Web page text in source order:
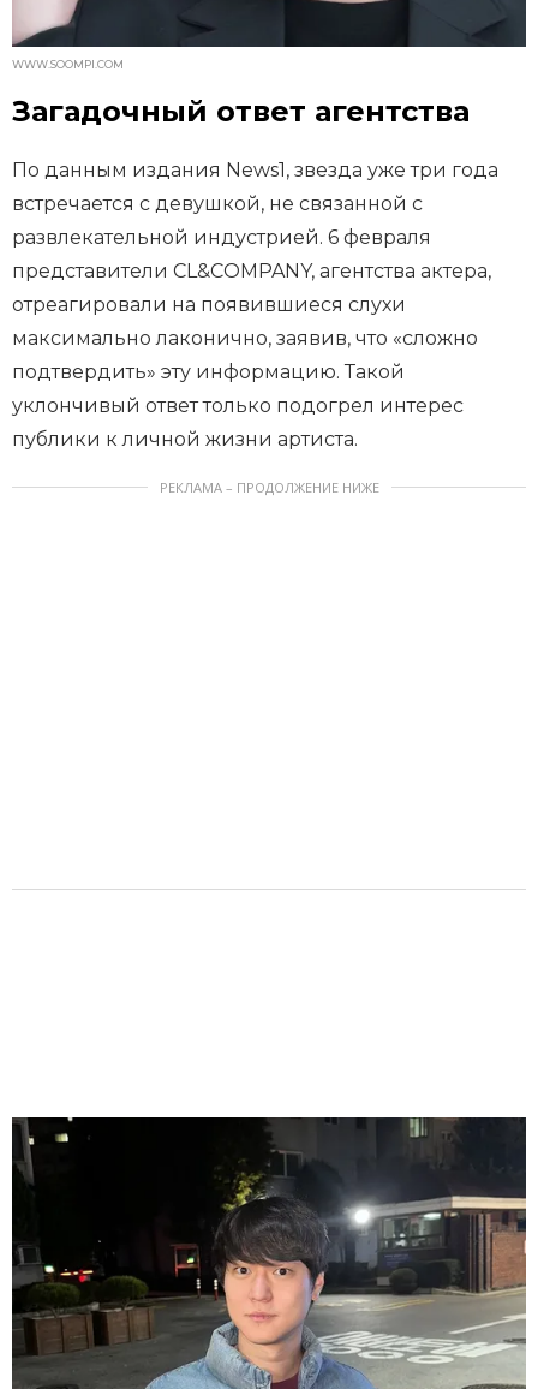
WWW.SOOMPI.COM
Загадочный ответ агентства
По данным издания News1, звезда уже три года
встречается с девушкой, не связанной с
развлекательной индустрией. 6 февраля
представители CL&COMPANY, агентства актера,
отреагировали на появившиеся слухи
максимально лаконично, заявив, что «сложно
подтвердить» эту информацию. Такой
уклончивый ответ только подогрел интерес
публики к личной жизни артиста.
РЕКЛАМА – ПРОДОЛЖЕНИЕ НИЖЕ